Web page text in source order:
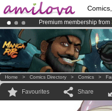
Premium membership from
AmilovaKickstarter is now
Already 100000members
Home > Comics Directory > Comics >
Favourites Share